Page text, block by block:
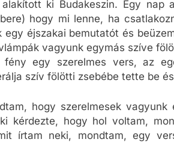
alakított ki Budakeszin. Egy
hogy mi lenne, ha
egy éjszakai bemutatót és
vagyunk egymás szíve
egy szerelmes vers, az
szív fölötti zsebébe tette be
hogy szerelmesek
kérdezte, hogy hol voltam,
írtam neki, mondtam, egy